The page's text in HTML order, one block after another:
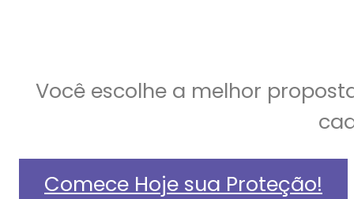
Você escolhe a melhor
Comece Hoje sua Proteção!